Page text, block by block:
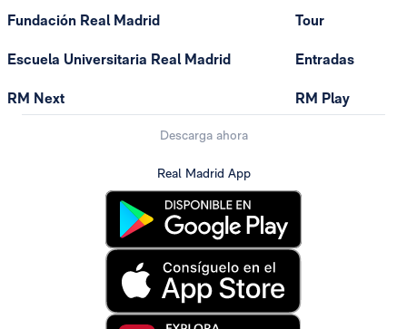
Fundación Real Madrid
Escuela Universitaria Real Madrid
RM Next
Tour
Entradas
RM Play
Descarga ahora
Real Madrid App